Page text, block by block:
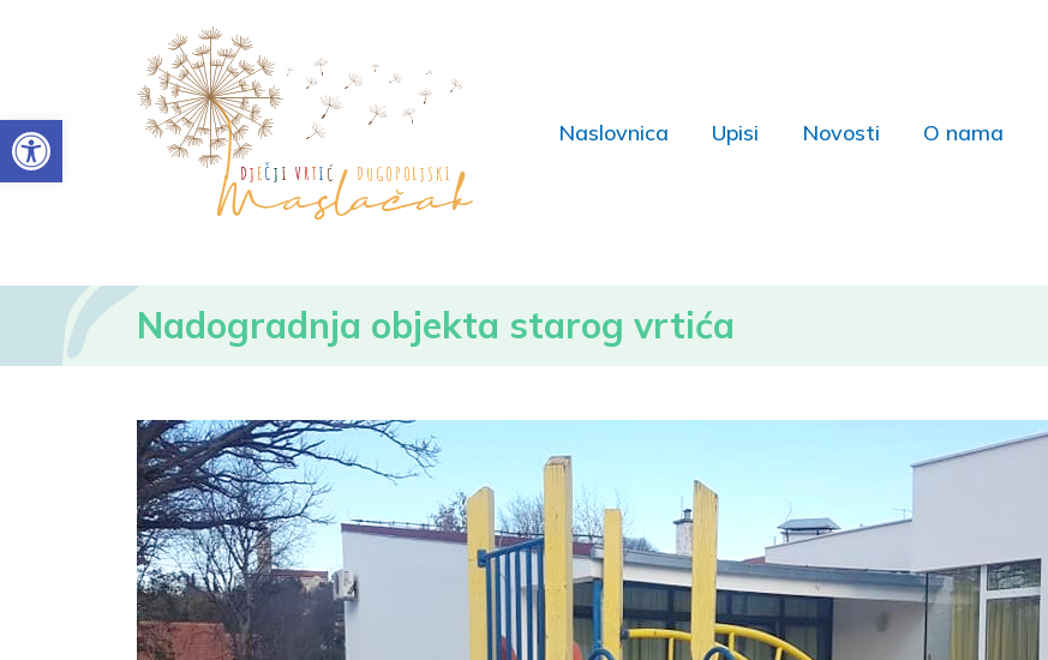
Naslovnica Upisi Novosti O nama
Nadogradnja objekta starog vrtića
Open toolbar